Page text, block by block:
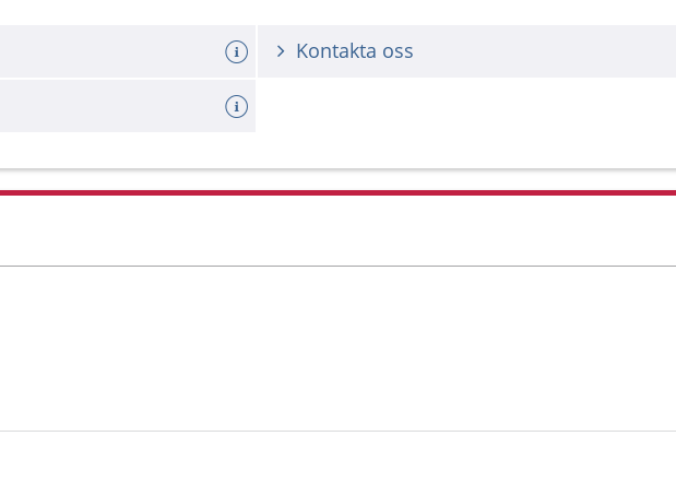
Kontakta oss